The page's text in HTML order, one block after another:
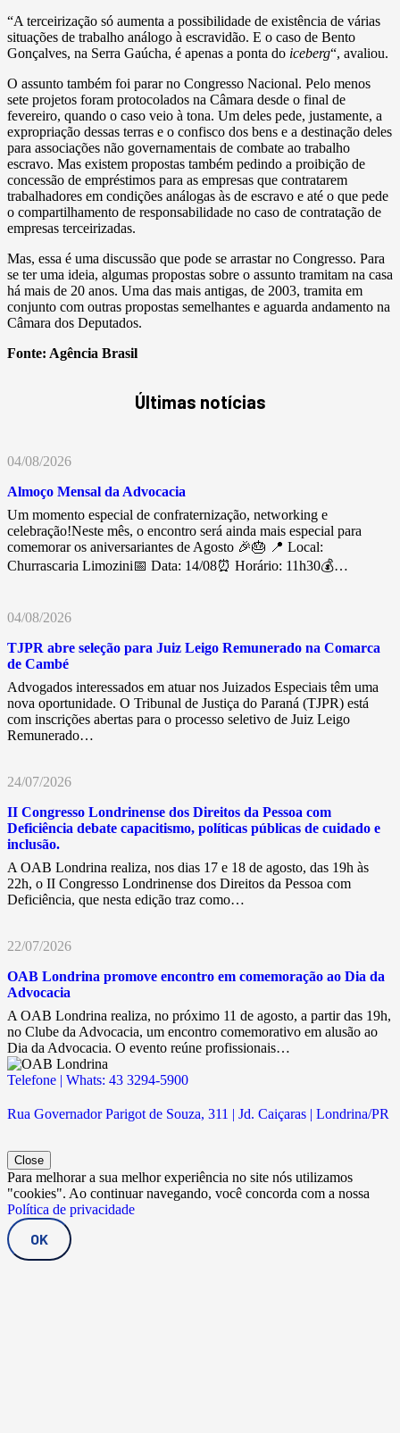
“A terceirização só aumenta a possibilidade de existência de várias
situações de trabalho análogo à escravidão. E o caso de Bento
Gonçalves, na Serra Gaúcha, é apenas a ponta do iceberg“, avaliou.
O assunto também foi parar no Congresso Nacional. Pelo menos
sete projetos foram protocolados na Câmara desde o final de
fevereiro, quando o caso veio à tona. Um deles pede, justamente, a
expropriação dessas terras e o confisco dos bens e a destinação deles
para associações não governamentais de combate ao trabalho
escravo. Mas existem propostas também pedindo a proibição de
concessão de empréstimos para as empresas que contratarem
trabalhadores em condições análogas às de escravo e até o que pede
o compartilhamento de responsabilidade no caso de contratação de
empresas terceirizadas.
Mas, essa é uma discussão que pode se arrastar no Congresso. Para
se ter uma ideia, algumas propostas sobre o assunto tramitam na casa
há mais de 20 anos. Uma das mais antigas, de 2003, tramita em
conjunto com outras propostas semelhantes e aguarda andamento na
Câmara dos Deputados.
Fonte: Agência Brasil
Últimas notícias
04/08/2026
Almoço Mensal da Advocacia
Um momento especial de confraternização, networking e
celebração!Neste mês, o encontro será ainda mais especial para
comemorar os aniversariantes de Agosto 🎉🎂 📍 Local:
Churrascaria Limozini📅 Data: 14/08⏰ Horário: 11h30💰…
04/08/2026
TJPR abre seleção para Juiz Leigo Remunerado na Comarca
de Cambé
Advogados interessados em atuar nos Juizados Especiais têm uma
nova oportunidade. O Tribunal de Justiça do Paraná (TJPR) está
com inscrições abertas para o processo seletivo de Juiz Leigo
Remunerado…
24/07/2026
II Congresso Londrinense dos Direitos da Pessoa com
Deficiência debate capacitismo, políticas públicas de cuidado e
inclusão.
A OAB Londrina realiza, nos dias 17 e 18 de agosto, das 19h às
22h, o II Congresso Londrinense dos Direitos da Pessoa com
Deficiência, que nesta edição traz como…
22/07/2026
OAB Londrina promove encontro em comemoração ao Dia da
Advocacia
A OAB Londrina realiza, no próximo 11 de agosto, a partir das 19h,
no Clube da Advocacia, um encontro comemorativo em alusão ao
Dia da Advocacia. O evento reúne profissionais…
Telefone | Whats: 43 3294-5900
Rua Governador Parigot de Souza, 311 | Jd. Caiçaras | Londrina/PR
Close
Para melhorar a sua melhor experiência no site nós utilizamos
"cookies". Ao continuar navegando, você concorda com a nossa
Política de privacidade
OK